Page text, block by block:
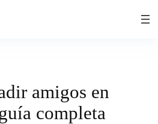
amigos en
completa